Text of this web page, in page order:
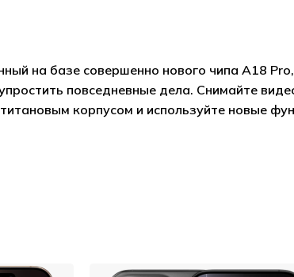
на базе совершенно нового чипа A18 Pro,
повседневные дела. Снимайте
корпусом и используйте новые